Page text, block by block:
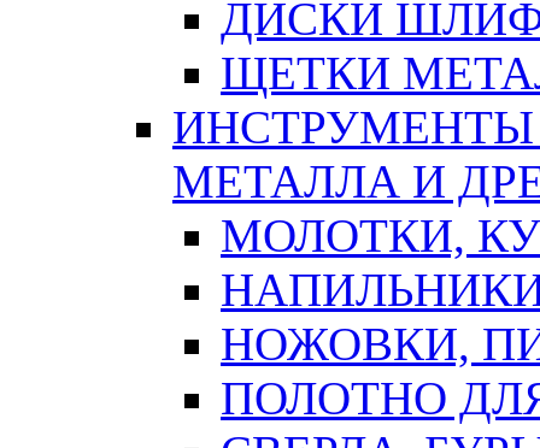
ДИСКИ
ЩЕТКИ
ИНСТРУМЕНТЫ
МЕТАЛЛА И
МОЛОТКИ,
НОЖОВКИ,
ПОЛОТНО